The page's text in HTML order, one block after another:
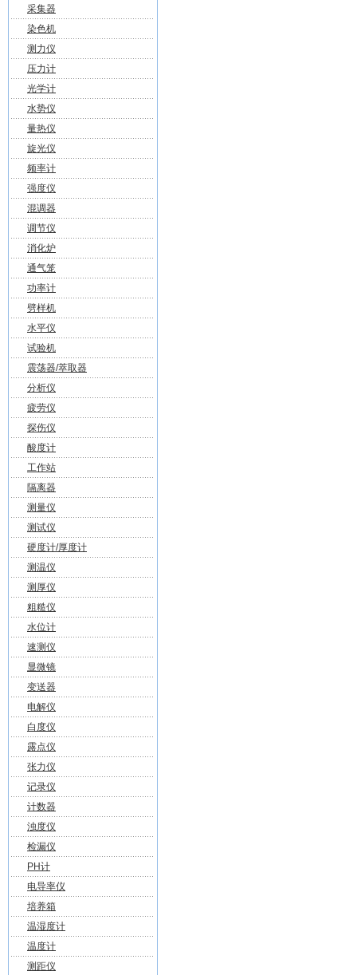
采集器
染色机
测力仪
压力计
光学计
水势仪
量热仪
旋光仪
频率计
强度仪
混调器
调节仪
消化炉
通气笼
功率计
劈样机
水平仪
试验机
震荡器/萃取器
分析仪
疲劳仪
探伤仪
酸度计
工作站
隔离器
测量仪
测试仪
硬度计/厚度计
测温仪
测厚仪
粗糙仪
水位计
速测仪
显微镜
变送器
电解仪
白度仪
露点仪
张力仪
记录仪
计数器
浊度仪
检漏仪
PH计
电导率仪
培养箱
温湿度计
温度计
测距仪